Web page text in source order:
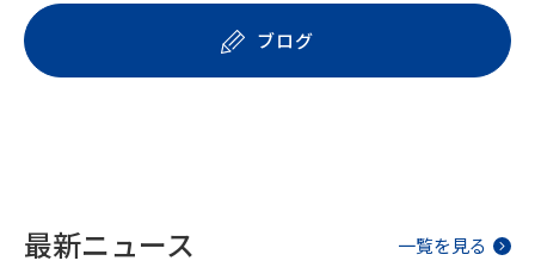
ブログ
最新ニュース 一覧を見る